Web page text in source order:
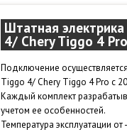
Штатная
4/ Chery Tiggo 4
Подключение
Tiggo 4/ Chery Tiggo 4 Pro с
Каждый комплект
учетом ее особенностей.
Температура эксплуатации от